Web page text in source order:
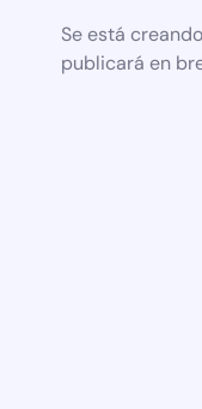
Se está
publicará en